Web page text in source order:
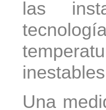
las
Una